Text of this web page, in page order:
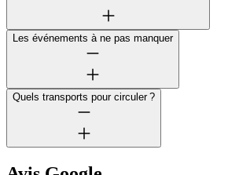
Les événements à ne pas manquer
Quels transports pour circuler ?